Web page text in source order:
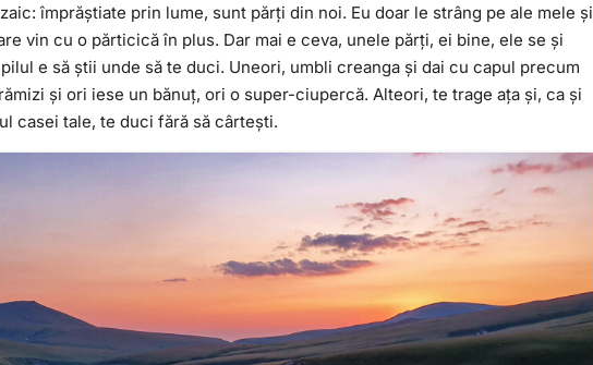
împrăștiate prin lume, sunt părți din noi. Eu doar le strâng pe ale mele și
vin cu o părticică în plus. Dar mai e ceva, unele părți, ei bine, ele se și
e să știi unde să te duci. Uneori, umbli creanga și dai cu capul precum
și ori iese un bănuț, ori o super-ciupercă. Alteori, te trage ața și, ca și
casei tale, te duci fără să cârtești.